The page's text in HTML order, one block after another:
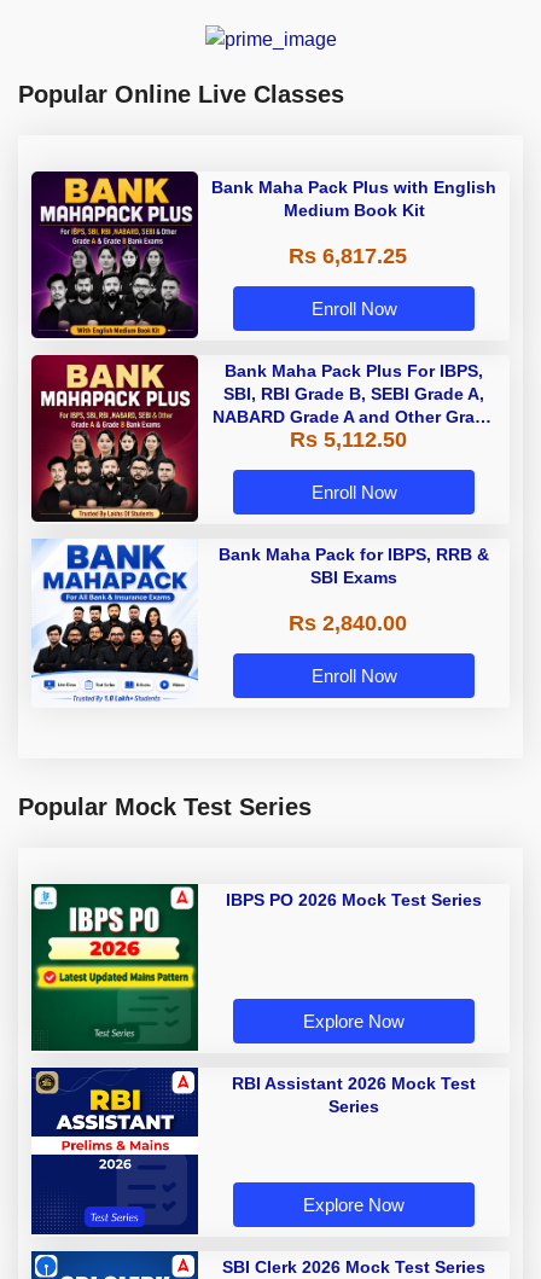
Popular Online Live Classes
Bank Maha Pack Plus with English
Medium Book Kit
Rs 6,817.25
Enroll Now
Bank Maha Pack Plus For IBPS,
SBI, RBI Grade B, SEBI Grade A,
NABARD Grade A and Other Grade
A & Grade B Bank Exams
Rs 5,112.50
Enroll Now
Bank Maha Pack for IBPS, RRB &
SBI Exams
Rs 2,840.00
Enroll Now
Popular Mock Test Series
IBPS PO 2026 Mock Test Series
Explore Now
RBI Assistant 2026 Mock Test
Series
Explore Now
SBI Clerk 2026 Mock Test Series